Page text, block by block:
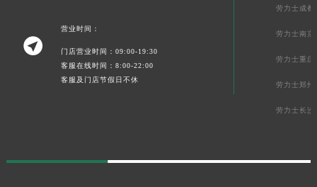

营业时间：
门店营业时间：09:00-19:30
客服在线时间：8:00-22:00
客服及门店节假日不休
劳力士成都
劳力士南京
劳力士重庆
劳力士郑州
劳力士长沙